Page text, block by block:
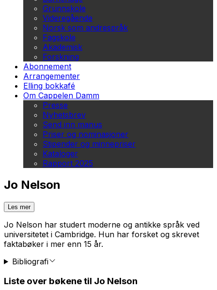
Grunnskole
Videregående
Norsk som andrespråk
Fagskole
Akademisk
Forskning
Abonnement
Arrangementer
Elling bokkafé
Om Cappelen Damm
Presse
Nyhetsbrev
Send inn manus
Priser og nominasjoner
Stipender og minnepriser
Kataloger
Rapport 2025
Jo Nelson
Les mer
Jo Nelson har studert moderne og antikke språk ved
universitetet i Cambridge. Hun har forsket og skrevet
faktabøker i mer enn 15 år.
Bibliografi
Liste over bøkene til Jo Nelson